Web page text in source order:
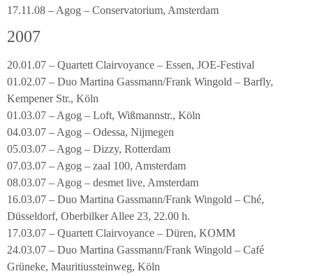
17.11.08 – Agog – Conservatorium, Amsterdam
2007
20.01.07 – Quartett Clairvoyance – Essen, JOE-Festival
01.02.07 – Duo Martina Gassmann/Frank Wingold – Barfly,
Kempener Str., Köln
01.03.07 – Agog – Loft, Wißmannstr., Köln
04.03.07 – Agog – Odessa, Nijmegen
05.03.07 – Agog – Dizzy, Rotterdam
07.03.07 – Agog – zaal 100, Amsterdam
08.03.07 – Agog – desmet live, Amsterdam
16.03.07 – Duo Martina Gassmann/Frank Wingold – Ché,
Düsseldorf, Oberbilker Allee 23, 22.00 h.
17.03.07 – Quartett Clairvoyance – Düren, KOMM
24.03.07 – Duo Martina Gassmann/Frank Wingold – Café
Grüneke, Mauritiussteinweg, Köln